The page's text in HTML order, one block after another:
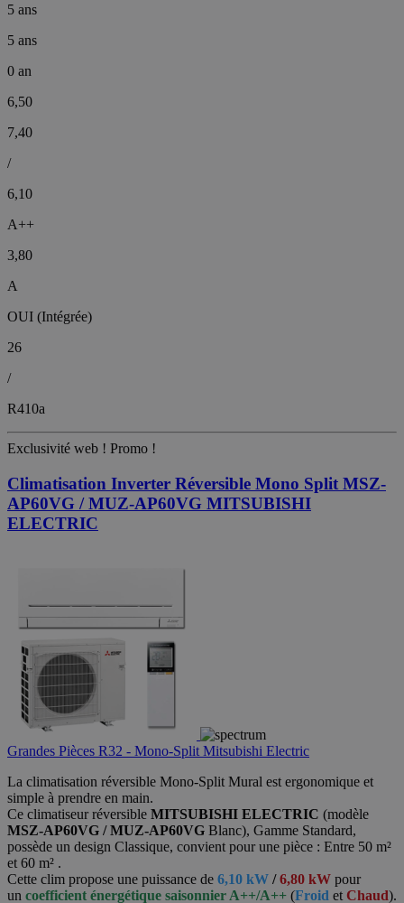
5 ans
5 ans
0 an
6,50
7,40
/
6,10
A++
3,80
A
OUI (Intégrée)
26
/
R410a
Exclusivité web ! Promo !
Climatisation Inverter Réversible Mono Split MSZ-
AP60VG / MUZ-AP60VG MITSUBISHI
ELECTRIC
Grandes Pièces R32 - Mono-Split Mitsubishi Electric
La climatisation réversible Mono-Split Mural est ergonomique et
simple à prendre en main.
Ce climatiseur réversible MITSUBISHI ELECTRIC (modèle
MSZ-AP60VG / MUZ-AP60VG Blanc), Gamme Standard,
possède un design Classique, convient pour une pièce : Entre 50 m²
et 60 m² .
Cette clim propose une puissance de 6,10 kW /6,80 kW pour
un coefficient énergétique saisonnier A++/A++ (Froid etChaud).